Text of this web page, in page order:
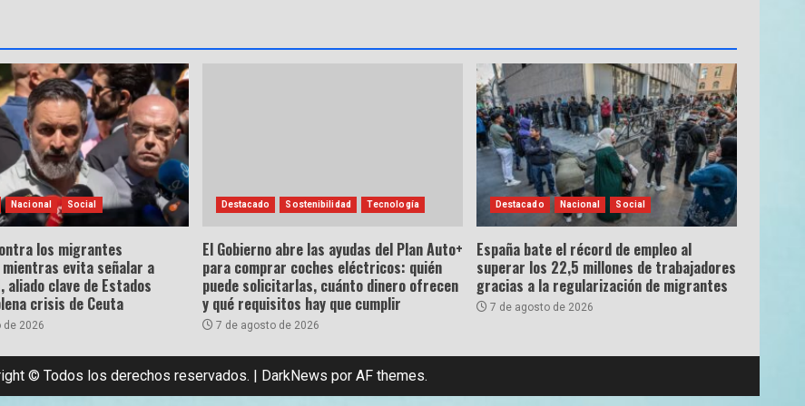
Nacional Social
los migrantes
evita señalar a
aliado clave de Estados
crisis de Ceuta
de 2026
Destacado Sostenibilidad Tecnología
El Gobierno abre las ayudas del Plan Auto+
para comprar coches eléctricos: quién
puede solicitarlas, cuánto dinero ofrecen
y qué requisitos hay que cumplir
7 de agosto de 2026
Destacado Nacional Social
España bate el récord de empleo al
superar los 22,5 millones de trabajadores
gracias a la regularización de migrantes
7 de agosto de 2026
© Todos los derechos reservados. | DarkNews por AF themes.